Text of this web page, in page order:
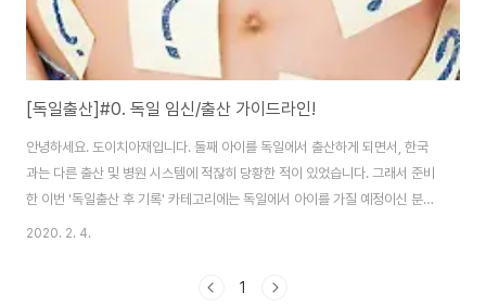
[독일출산]#0. 독일 임신/출산 가이드라인!
안녕하세요. 도이치아재입니다. 둘째 아이를 독일에서 출산하게 되면서, 한국
과는 다른 출산 및 병원 시스템에 적잖히 당황한 적이 있었습니다. 그래서 준비
한 이번 '독일출산 후 기록' 카테고리에는 독일에서 아이를 가질 예정이신 분들
과 독일에서 아이를 낳으실 분들에게 일종의 가이드라인이 될 수 있는 글들을
2020. 2. 4.
1